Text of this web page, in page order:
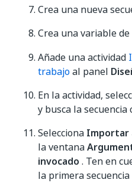
Crea una nueva
Crea una variable
Añade una actividad
trabajoal panel
En la actividad,
y busca la
Selecciona Importar
la ventana
invocado . Ten en
la primera